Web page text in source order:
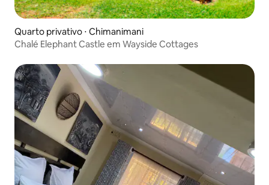
Quarto privativo ⋅ Chimanimani
Chalé Elephant Castle em Wayside Cottages